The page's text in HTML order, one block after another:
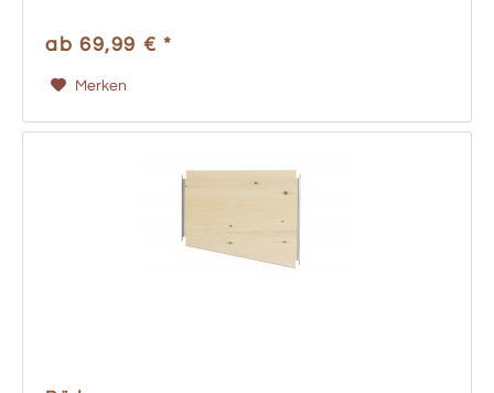
ab 69,99 € *
Merken